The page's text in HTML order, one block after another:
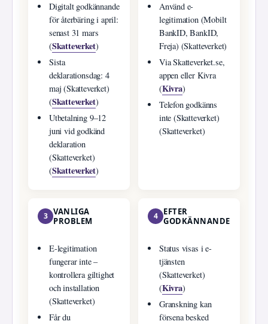
Digitalt godkännande
för återbäring i april:
senast 31 mars
(Skatteverket)
Sista
deklarationsdag: 4
maj (Skatteverket)
(Skatteverket)
Utbetalning 9–12
juni vid godkänd
deklaration
(Skatteverket)
(Skatteverket)
Använd e-
legitimation (Mobilt
BankID, BankID,
Freja) (Skatteverket)
Via Skatteverket.se,
appen eller Kivra
(Kivra)
Telefon godkänns
inte (Skatteverket)
(Skatteverket)
3 VANLIGA
PROBLEM
E-legitimation
fungerar inte –
kontrollera giltighet
och installation
(Skatteverket)
Får du
4
EFTER
GODKÄNNANDE
Status visas i e-
tjänsten
(Skatteverket)
(Kivra)
Granskning kan
försena besked